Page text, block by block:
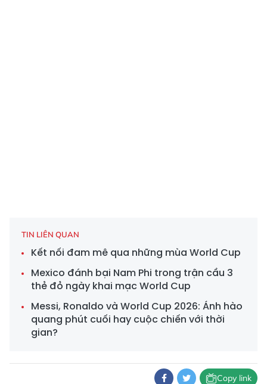
TIN LIÊN QUAN
Kết nối đam mê qua những mùa World Cup
Mexico đánh bại Nam Phi trong trận cầu 3
thẻ đỏ ngày khai mạc World Cup
Messi, Ronaldo và World Cup 2026: Ánh hào
quang phút cuối hay cuộc chiến với thời
gian?
Copy link